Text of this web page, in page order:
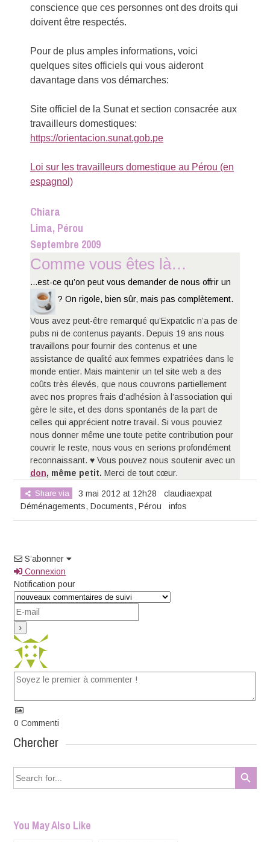
conscience que ces personnes ont des droits qui
doivent être respectés.
Pour de plus amples informations, voici
quelques sites officiels qui vous aideront
davantage dans vos démarches:
Site officiel de la Sunat et section consacrée aux
travailleurs domestiques:
https://orientacion.sunat.gob.pe
Loi sur les travailleurs domestique au Pérou (en
espagnol)
Chiara
Lima, Pérou
Septembre 2009
Comme vous êtes là…
...est-ce qu’on peut vous demander de nous offrir un
? On rigole, bien sûr, mais pas complètement.
Vous avez peut-être remarqué qu’Expatclic n’a pas de
pubs ni de contenus payants. Depuis 19 ans nous
travaillons pour fournir des contenus et une
assistance de qualité aux femmes expatriées dans le
monde entier. Mais maintenir un tel site web a des
coûts très élevés, que nous couvrons partiellement
avec nos propres frais d’adhésion à l’association qui
gère le site, et des dons spontanés de la part de
celles qui apprécient notre travail. Si vous pouviez
nous donner même une toute petite contribution pour
couvrir le reste, nous vous en serions profondément
reconnaissant. ♥ Vous pouvez nous soutenir avec un
don, même petit.Merci de tout cœur.
Share via
3 mai 2012 at 12h28
Déménagements,Documents,Pérou infos
claudiaexpat
S’abonner
Connexion
Notification pour
0 Commenti
Chercher
Search
for:
Search Button
You May Also Like